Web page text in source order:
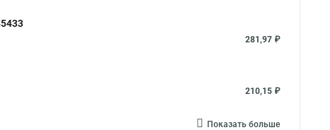
281,97 ₽
210,15 ₽
Показать больше